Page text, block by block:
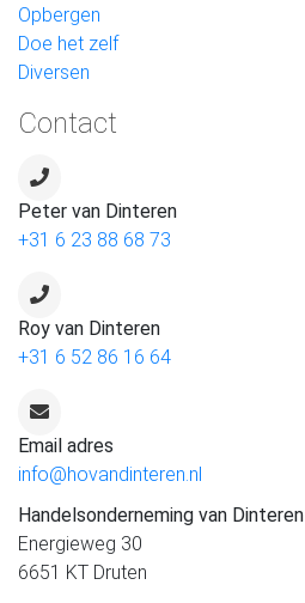
Opbergen
Doe het zelf
Diversen
Contact
Peter van Dinteren
+31 6 23 88 68 73
Roy van Dinteren
+31 6 52 86 16 64
Email adres
info@hovandinteren.nl
Handelsonderneming van Dinteren
Energieweg 30
6651 KT Druten